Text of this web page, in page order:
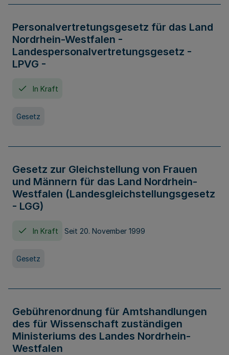
Personalvertretungsgesetz für das Land
Nordrhein-Westfalen -
Landespersonalvertretungsgesetz -
LPVG -
In Kraft
Gesetz
Gesetz zur Gleichstellung von Frauen
und Männern für das Land Nordrhein-
Westfalen (Landesgleichstellungsgesetz
- LGG)
In Kraft Seit 20. November 1999
Gesetz
Gebührenordnung für Amtshandlungen
des für Wissenschaft zuständigen
Ministeriums des Landes Nordrhein-
Westfalen